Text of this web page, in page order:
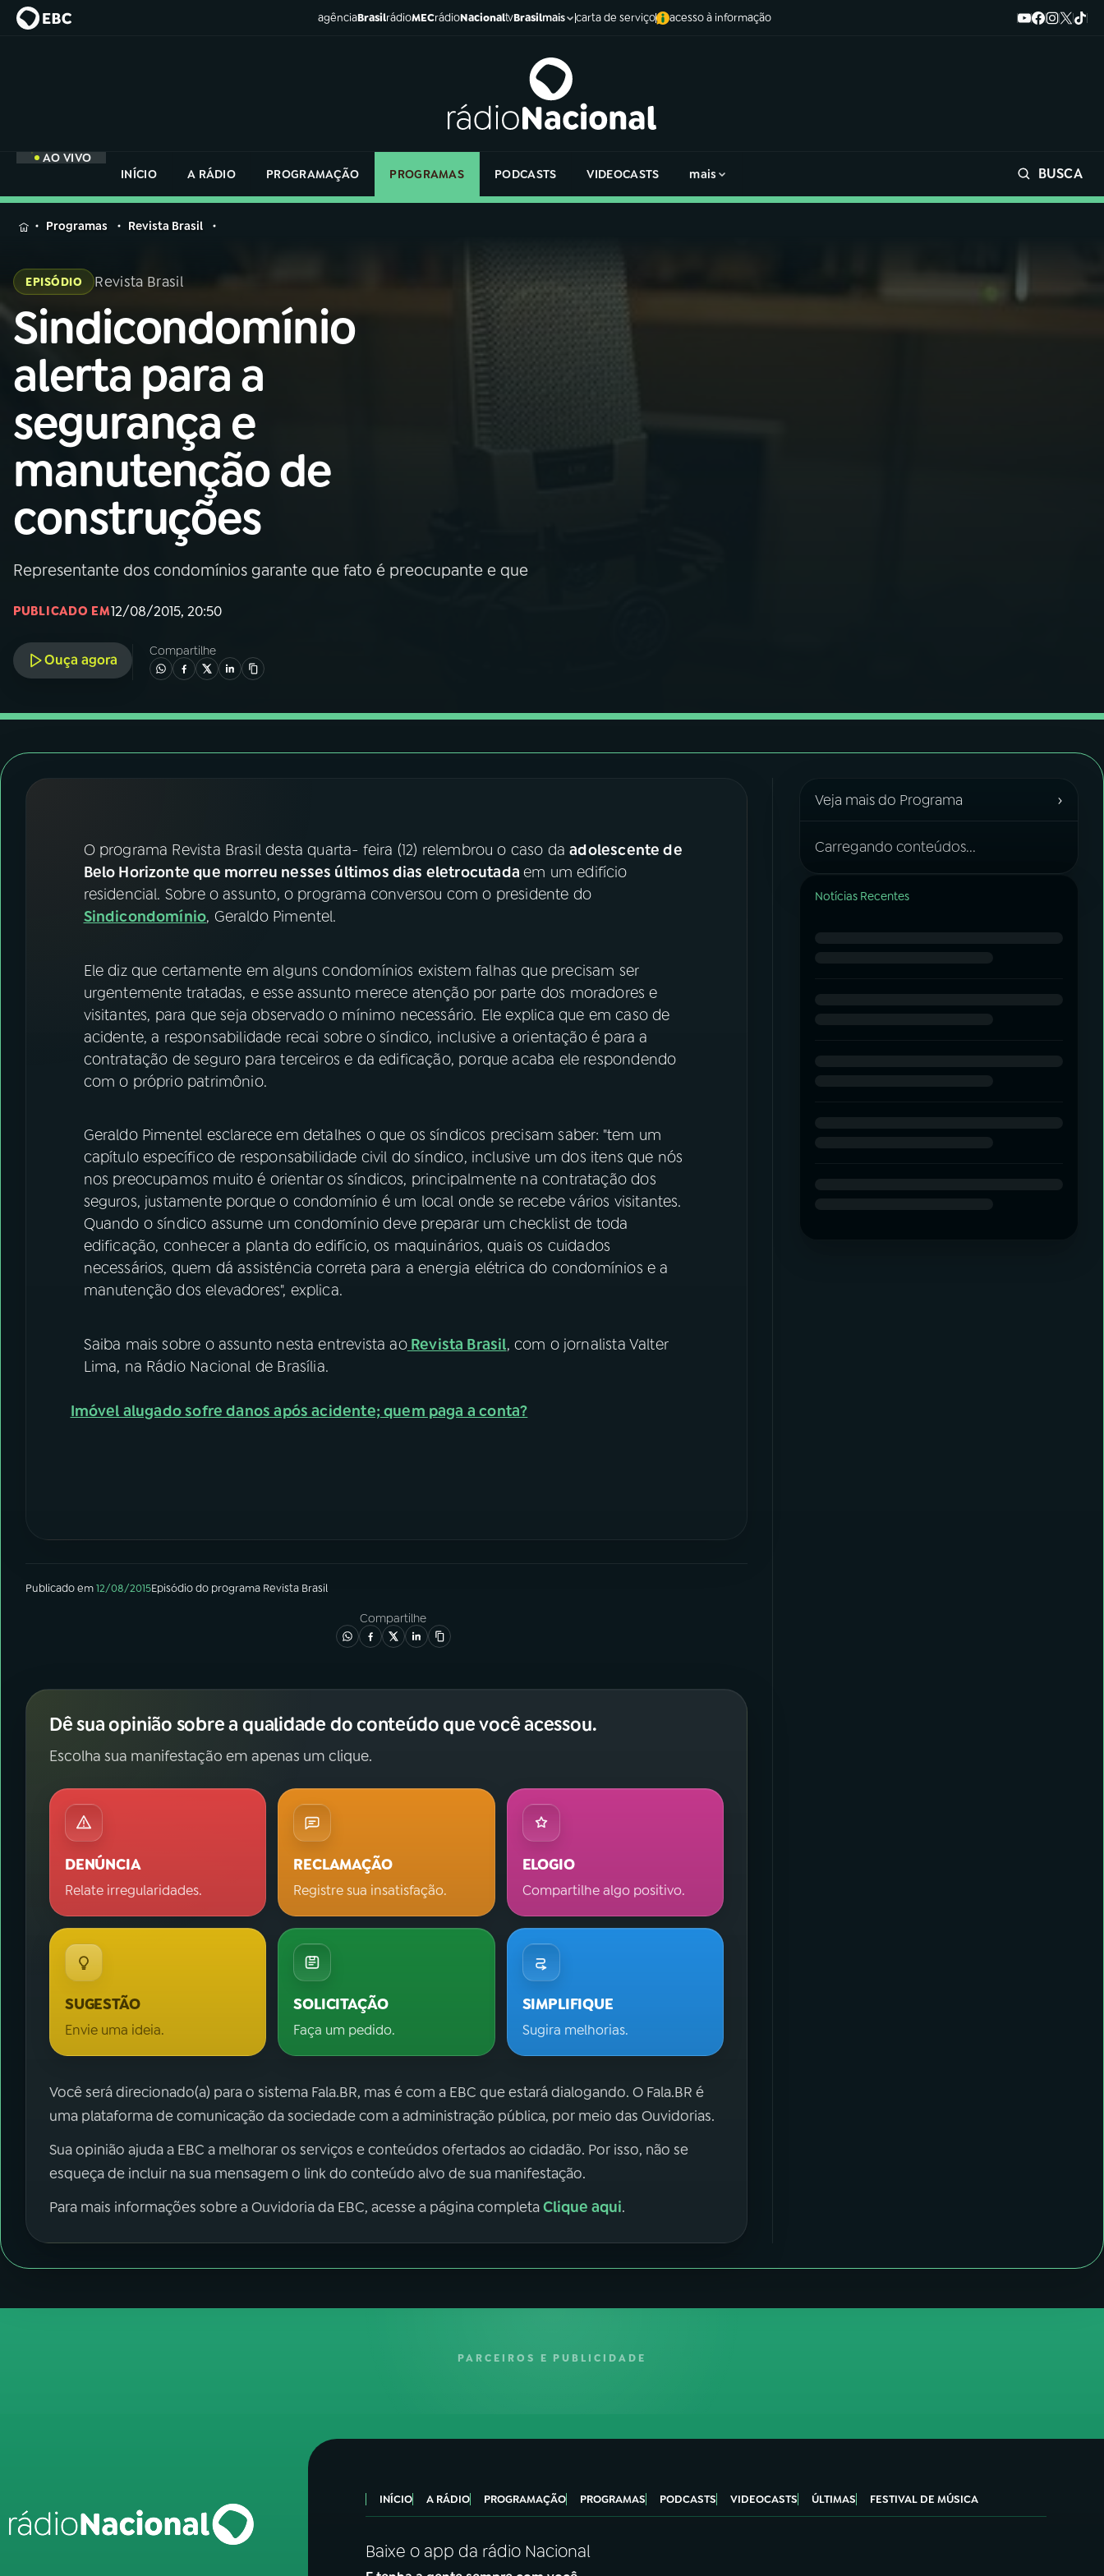
agênciaBrasilrádioMECrádioNacionaltvBrasilmais carta de serviço acesso à informação
AO VIVO
INÍCIO
A RÁDIO PROGRAMAÇÃO PROGRAMAS PODCASTS VIDEOCASTS mais BUSCA
MENU
Buscar
na
Rádio
Nacional
01INÍCIO
02A RÁDIO
03 PROGRAMAÇÃO
04PROGRAMAS
ACOMPANHE A RÁDIO NACIONAL
YouTube Facebook
Instagram X
na
Rádio
Nacional
Programas Revista Brasil
EPISÓDIO Revista Brasil
Sindicondomínio
alerta para a
segurança e
manutenção de
construções
Representante dos condomínios garante que fato é preocupante e que
PUBLICADO EM12/08/2015, 20:50
Ouça agora
Compartilhe
O programa Revista Brasil desta quarta- feira (12) relembrou o caso daadolescente de
Belo Horizonte que morreu nesses últimos dias eletrocutadaem um edifício
residencial. Sobre o assunto, o programa conversou com o presidente do
Sindicondomínio, Geraldo Pimentel.
Ele diz que certamente em alguns condomínios existem falhas que precisam ser
urgentemente tratadas, e esse assunto merece atenção por parte dos moradores e
visitantes, para que seja observado o mínimo necessário. Ele explica que em caso de
acidente, a responsabilidade recai sobre o síndico, inclusive a orientação é para a
contratação de seguro para terceiros e da edificação, porque acaba ele respondendo
com o próprio patrimônio.
Geraldo Pimentel esclarece em detalhes o que os síndicos precisam saber: "tem um
capítulo específico de responsabilidade civil do síndico, inclusive um dos itens que nós
nos preocupamos muito é orientar os síndicos, principalmente na contratação dos
seguros, justamente porque o condomínio é um local onde se recebe vários visitantes.
Quando o síndico assume um condomínio deve preparar um checklist de toda
edificação, conhecer a planta do edifício, os maquinários, quais os cuidados
necessários, quem dá assistência correta para a energia elétrica do condomínios e a
manutenção dos elevadores", explica.
Saiba mais sobre o assunto nesta entrevista ao Revista Brasil, com o jornalista Valter
Lima, na Rádio Nacional de Brasília.
Imóvel alugado sofre danos após acidente; quem paga a conta?
Publicado em12/08/2015Episódiodo programa Revista Brasil
Compartilhe
Dê sua opinião sobre a qualidade do conteúdo que você acessou.
Escolha sua manifestação em apenas um clique.
DENÚNCIA
Relate irregularidades.
RECLAMAÇÃO
Registre sua insatisfação.
ELOGIO
Compartilhe algo positivo.
SUGESTÃO
Envie uma ideia.
SOLICITAÇÃO
Faça um pedido.
SIMPLIFIQUE
Sugira melhorias.
Você será direcionado(a) para o sistema Fala.BR, mas é com a EBC que estará dialogando. O Fala.BR é
uma plataforma de comunicação da sociedade com a administração pública, por meio das Ouvidorias.
Sua opinião ajuda a EBC a melhorar os serviços e conteúdos ofertados ao cidadão. Por isso, não se
esqueça de incluir na sua mensagem o link do conteúdo alvo de sua manifestação.
Para mais informações sobre a Ouvidoria da EBC, acesse a página completaClique aqui.
Veja mais do Programa ›
Carregando conteúdos...
Notícias Recentes
PARCEIROS E PUBLICIDADE
INÍCIO A RÁDIO PROGRAMAÇÃO PROGRAMAS PODCASTS VIDEOCASTS ÚLTIMAS FESTIVAL DE MÚSICA
Baixe o app da rádio Nacional